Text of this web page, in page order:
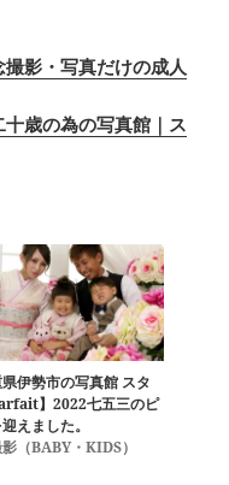
影・写真だけの成人
歳の為の写真館｜ス
県伊勢市の写真館 スタ
】2022七五三のピ
えました。
（BABY・KIDS）